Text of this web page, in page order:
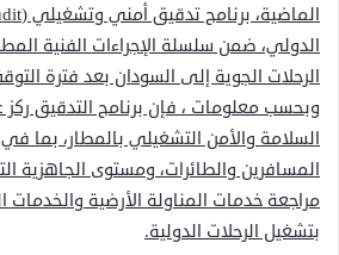
الدولي، ضمن سلسلة الإجراءات الفنية
الرحلات الجوية إلى السودان بعد فترة
وبحسب معلومات ، فإن برنامج التدقيق
السلامة والأمن التشغيلي بالمطار، بما
المسافرين والطائرات، ومستوى الجاهزية
مراجعة خدمات المناولة الأرضية والخدمات
بتشغيل الرحلات الدولية.